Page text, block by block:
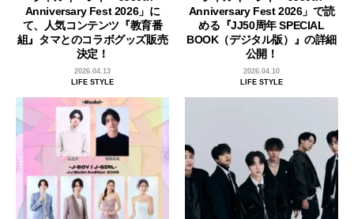
Anniversary Fest 2026」に
て、人気コンテンツ『教育番
組』タマとのコラボグッズ販売
決定！
2026.04.13
LIFE STYLE
Anniversary Fest 2026」で読
める『JJ50周年 SPECIAL
BOOK（デジタル版）』の詳細
公開！
2026.04.10
LIFE STYLE